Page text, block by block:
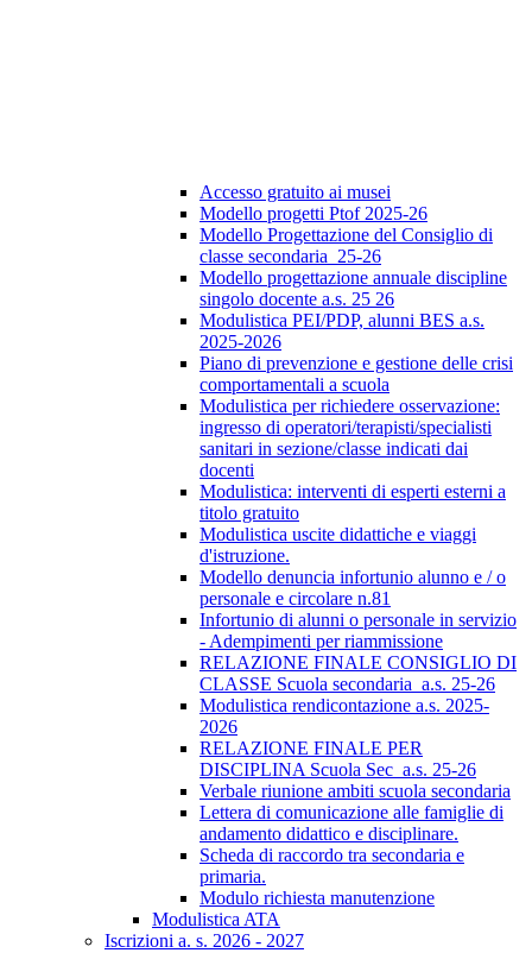
Accesso gratuito ai musei
Modello progetti Ptof 2025-26
Modello Progettazione del Consiglio di
classe secondaria_25-26
Modello progettazione annuale discipline
singolo docente a.s. 25 26
Modulistica PEI/PDP, alunni BES a.s.
2025-2026
Piano di prevenzione e gestione delle crisi
comportamentali a scuola
Modulistica per richiedere osservazione:
ingresso di operatori/terapisti/specialisti
sanitari in sezione/classe indicati dai
docenti
Modulistica: interventi di esperti esterni a
titolo gratuito
Modulistica uscite didattiche e viaggi
d'istruzione.
Modello denuncia infortunio alunno e / o
personale e circolare n.81
Infortunio di alunni o personale in servizio
- Adempimenti per riammissione
RELAZIONE FINALE CONSIGLIO DI
CLASSE Scuola secondaria_a.s. 25-26
Modulistica rendicontazione a.s. 2025-
2026
RELAZIONE FINALE PER
DISCIPLINA Scuola Sec_a.s. 25-26
Verbale riunione ambiti scuola secondaria
Lettera di comunicazione alle famiglie di
andamento didattico e disciplinare.
Scheda di raccordo tra secondaria e
primaria.
Modulo richiesta manutenzione
Modulistica ATA
Iscrizioni a. s. 2026 - 2027